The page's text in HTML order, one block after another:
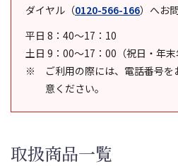
ダイヤル （0120-566-166） へお
平日 8：40～17：10
土日 9：00～17：00（祝日・年末
ご利用の際には、電話番号
意ください。
取扱商品一覧